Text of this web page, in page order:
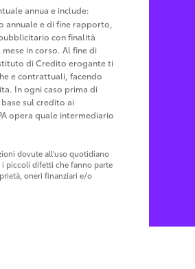
annua e include:
annuale e di fine rapporto,
con finalità
in corso. Al fine di
di Credito erogante ti
e contrattuali, facendo
In ogni caso prima di
sul credito ai
opera quale intermediario
dovute all'uso quotidiano
piccoli difetti che fanno parte
oneri finanziari e/o